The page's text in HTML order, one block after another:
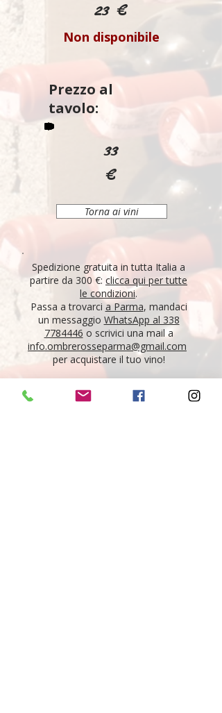
23 €
Non disponibile
Prezzo al
tavolo:
33
€
Torna ai vini
Spedizione gratuita in tutta Italia a
partire da 300 €: clicca qui per tutte
le condizioni.
Passa a trovarci a Parma, mandaci
un messaggio WhatsApp al 338
7784446 o scrivici una mail a
info.ombrerosseparma@gmail.com
per acquistare il tuo vino!
"Tutti i vini della nostra cantina derivano da un
lungo percorso di ricerca, iniziato nel 1995 con